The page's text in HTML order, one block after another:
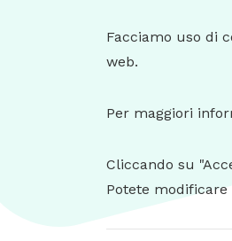
Facciamo uso di
web.
Per maggiori
Cliccando su
Potete